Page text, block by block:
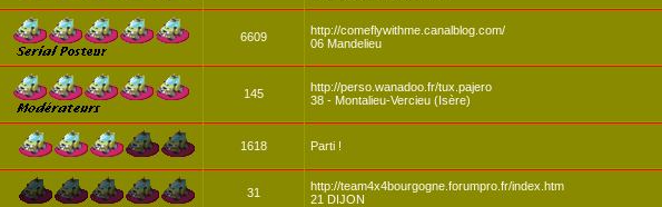
6609
http://comeflywithme.canalblog.com/
06 Mandelieu
145
http://perso.wanadoo.fr/tux.pajero
38 - Montalieu-Vercieu (Isère)
1618 Parti !
31
http://team4x4bourgogne.forumpro.fr/index.htm
21 DIJON